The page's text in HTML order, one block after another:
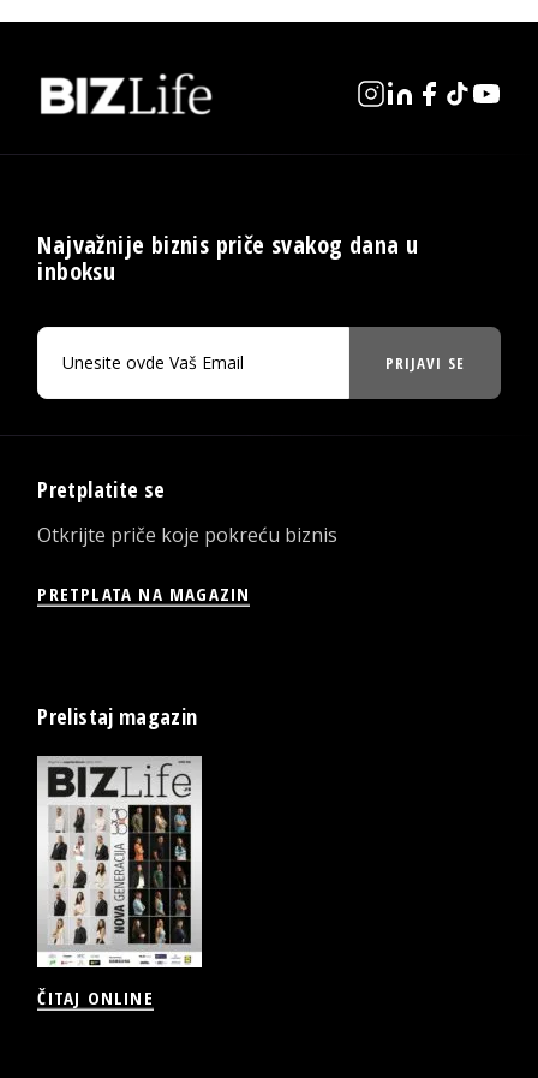
Najvažnije biznis priče svakog dana u
inboksu
PRIJAVI SE
Pretplatite se
Otkrijte priče koje pokreću biznis
PRETPLATA NA MAGAZIN
Prelistaj magazin
ČITAJ ONLINE